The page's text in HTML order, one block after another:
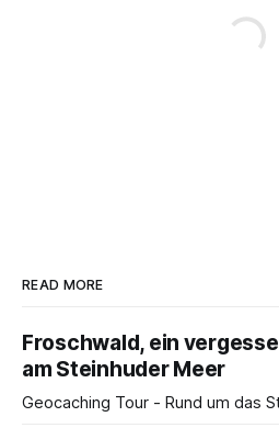
READ MORE
Froschwald, ein
am Steinhuder Meer
Geocaching Tour - Rund um das